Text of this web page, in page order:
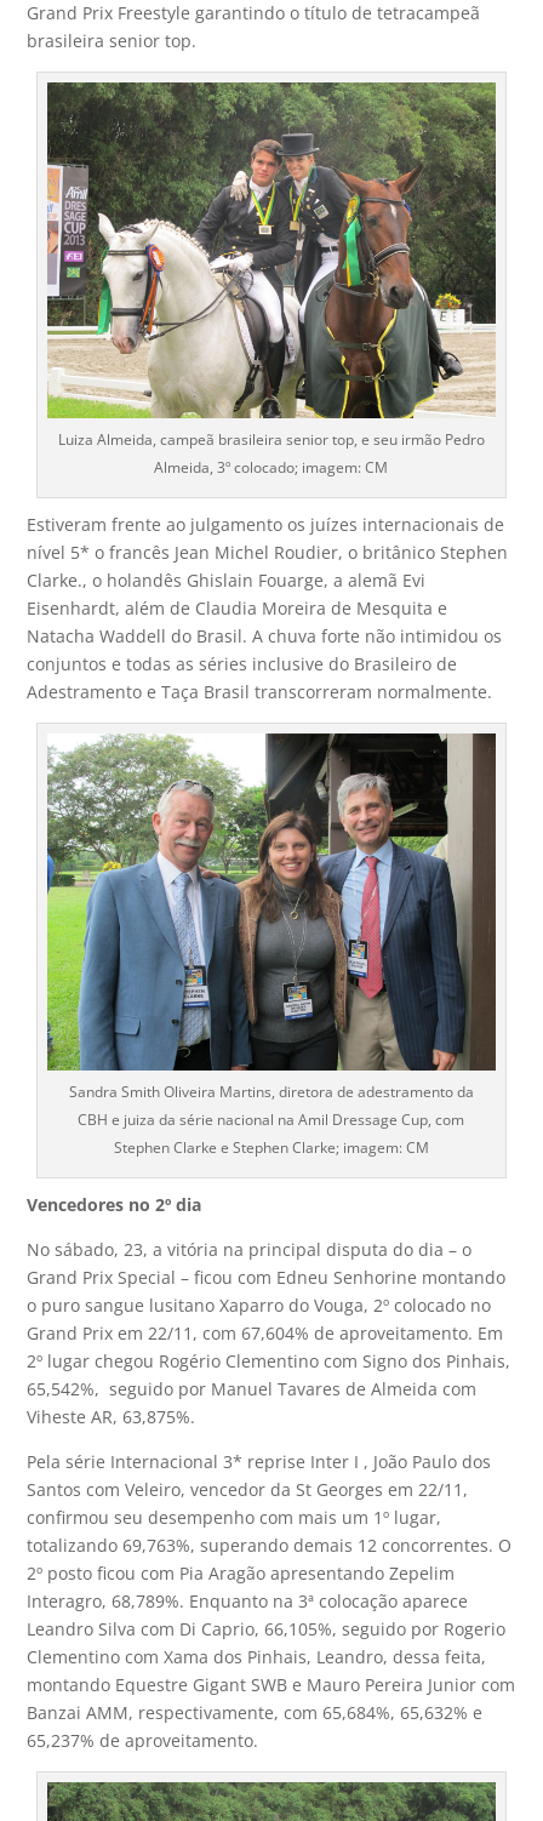
Grand Prix Freestyle garantindo o título de tetracampeã
brasileira senior top.
Luiza Almeida, campeã brasileira senior top, e seu irmão Pedro
Almeida, 3º colocado; imagem: CM
Estiveram frente ao julgamento os juízes internacionais de
nível 5* o francês Jean Michel Roudier, o britânico Stephen
Clarke., o holandês Ghislain Fouarge, a alemã Evi
Eisenhardt, além de Claudia Moreira de Mesquita e
Natacha Waddell do Brasil. A chuva forte não intimidou os
conjuntos e todas as séries inclusive do Brasileiro de
Adestramento e Taça Brasil transcorreram normalmente.
Sandra Smith Oliveira Martins, diretora de adestramento da
CBH e juiza da série nacional na Amil Dressage Cup, com
Stephen Clarke e Stephen Clarke; imagem: CM
Vencedores no 2º dia
No sábado, 23, a vitória na principal disputa do dia – o
Grand Prix Special – ficou com Edneu Senhorine montando
o puro sangue lusitano Xaparro do Vouga, 2º colocado no
Grand Prix em 22/11, com 67,604% de aproveitamento. Em
2º lugar chegou Rogério Clementino com Signo dos Pinhais,
65,542%, seguido por Manuel Tavares de Almeida com
Viheste AR, 63,875%.
Pela série Internacional 3* reprise Inter I , João Paulo dos
Santos com Veleiro, vencedor da St Georges em 22/11,
confirmou seu desempenho com mais um 1º lugar,
totalizando 69,763%, superando demais 12 concorrentes. O
2º posto ficou com Pia Aragão apresentando Zepelim
Interagro, 68,789%. Enquanto na 3ª colocação aparece
Leandro Silva com Di Caprio, 66,105%, seguido por Rogerio
Clementino com Xama dos Pinhais, Leandro, dessa feita,
montando Equestre Gigant SWB e Mauro Pereira Junior com
Banzai AMM, respectivamente, com 65,684%, 65,632% e
65,237% de aproveitamento.